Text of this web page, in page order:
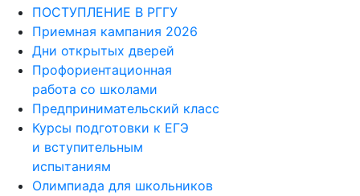
ПОСТУПЛЕНИЕ В РГГУ
Приемная кампания 2026
Дни открытых дверей
Профориентационная
работа со школами
Предпринимательский класс
Курсы подготовки к ЕГЭ
и вступительным
испытаниям
Олимпиада для школьников